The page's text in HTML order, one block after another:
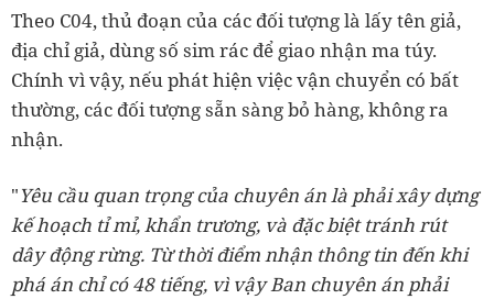
Theo C04, thủ đoạn của các đối tượng là lấy tên giả,
địa chỉ giả, dùng số sim rác để giao nhận ma túy.
Chính vì vậy, nếu phát hiện việc vận chuyển có bất
thường, các đối tượng sẵn sàng bỏ hàng, không ra
nhận.
"Yêu cầu quan trọng của chuyên án là phải xây dựng
kế hoạch tỉ mỉ, khẩn trương, và đặc biệt tránh rút
dây động rừng. Từ thời điểm nhận thông tin đến khi
phá án chỉ có 48 tiếng, vì vậy Ban chuyên án phải